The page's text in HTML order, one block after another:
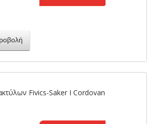
Fivics-Saker I Cordovan